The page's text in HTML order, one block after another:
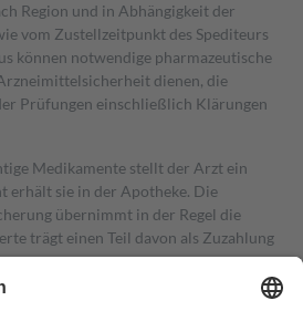
Region und in Abhängigkeit der
vom Zustellzeitpunkt des Spediteurs
können notwendige pharmazeutische
dienen, die
Prüfungen einschließlich Klärungen
Medikamente stellt der Arzt ein
erhält sie in der Apotheke. Die
übernimmt in der Regel die
trägt einen Teil davon als Zuzahlung
Zuzahlungen in Höhe von zehn